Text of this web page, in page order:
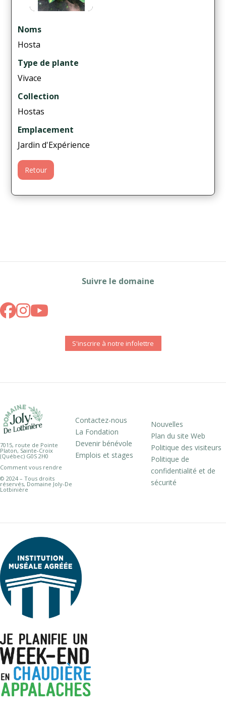
Noms
Hosta
Type de plante
Vivace
Collection
Hostas
Emplacement
Jardin d'Expérience
Retour
Suivre le domaine
S'inscrire à notre infolettre
7015, route de Pointe
Platon, Sainte-Croix
(Québec) G0S 2H0
Comment vous rendre
© 2024 – Tous droits
réservés, Domaine Joly-De
Lotbinière
Contactez-nous
La Fondation
Devenir bénévole
Emplois et stages
Nouvelles
Plan du site Web
Politique des visiteurs
Politique de
confidentialité et de
sécurité